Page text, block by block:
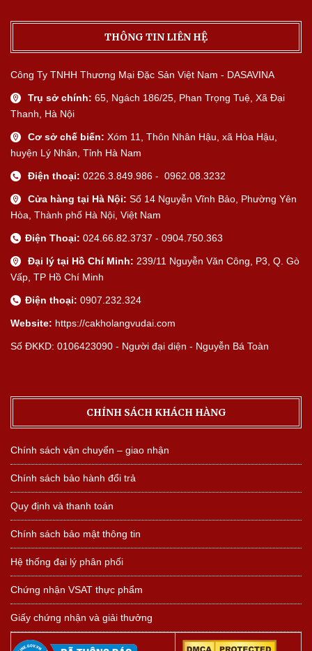
THÔNG TIN LIÊN HỆ
Công Ty TNHH Thương Mại Đặc Sản Việt Nam - DASAVINA
Trụ sở chính: 65, Ngách 186/25, Phan Trọng Tuệ, Xã Đại
Thanh, Hà Nội
Cơ sở chế biến: Xóm 11, Thôn Nhân Hậu, xã Hòa Hậu,
huyện Lý Nhân, Tỉnh Hà Nam
Điện thoại: 0226.3.849.986 - 0962.08.3232
Cửa hàng tại Hà Nội: Số 14 Nguyễn Vĩnh Bảo, Phường Yên
Hòa, Thành phố Hà Nội, Việt Nam
Điện Thoại: 024.66.82.3737 - 0904.750.363
Đại lý tại Hồ Chí Minh: 239/11 Nguyễn Văn Công, P3, Q. Gò
Vấp, TP Hồ Chí Minh
Điện thoại: 0907.232.324
Website: https://cakholangvudai.com
Số ĐKKD: 0106423090 - Người đại diện - Nguyễn Bá Toàn
CHÍNH SÁCH KHÁCH HÀNG
Chính sách vận chuyển – giao nhận
Chính sách bảo hành đổi trả
Quy định và thanh toán
Chính sách bảo mật thông tin
Hệ thống đại lý phân phối
Chứng nhận VSAT thực phẩm
Giấy chứng nhận và giải thưởng